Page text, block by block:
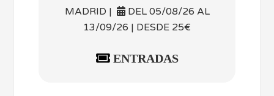
MADRID |
DEL 05/08/26 AL
13/09/26 | DESDE 25€
ENTRADAS